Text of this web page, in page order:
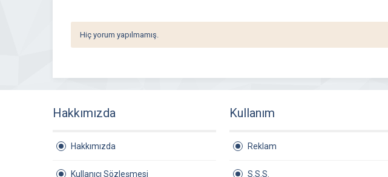
Hiç yorum yapılmamış.
Hakkımızda
Hakkımızda
Kullanıcı Sözleşmesi
Kullanım
Reklam
S.S.S.